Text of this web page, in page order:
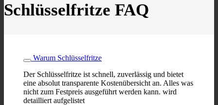
Schlüsselfritze FAQ
Warum Schlüsselfritze
Der Schlüsselfritze ist schnell, zuverlässig und bietet
eine absolut transparente Kostenübersicht an. Alles was
nicht zum Festpreis ausgeführt werden kann. wird
detailliert aufgelistet